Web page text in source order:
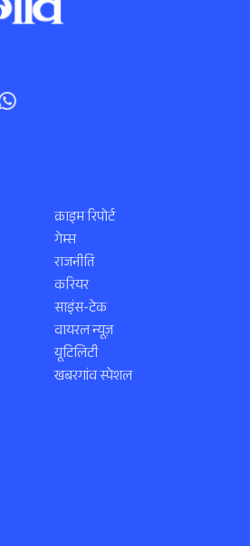
क्राइम रिपोर्ट
गेम्स
राजनीति
करियर
साइंस-टेक
वायरल न्यूज़
यूटिलिटी
खबरगांव स्पेशल